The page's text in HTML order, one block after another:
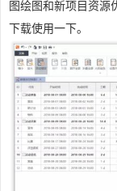
图绘图和新项目资源
下载使用一下。